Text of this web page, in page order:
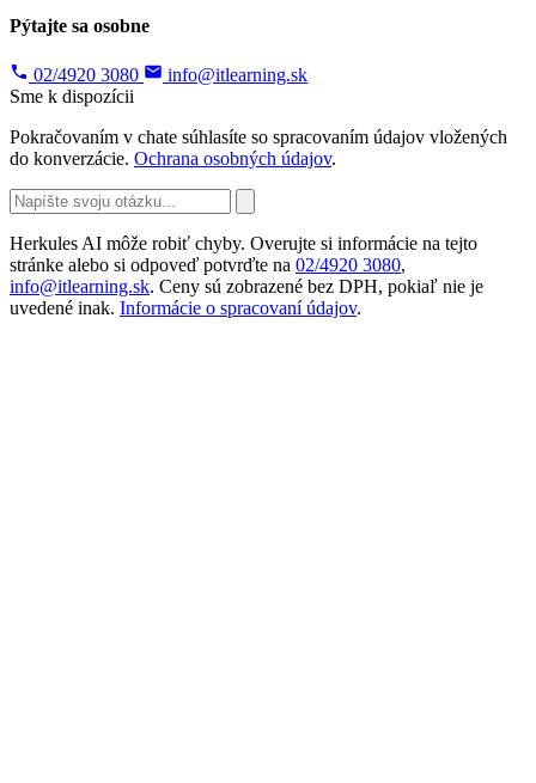
Pýtajte sa osobne
02/4920 3080
info@itlearning.sk
Sme k dispozícii
Pokračovaním v chate súhlasíte so spracovaním údajov vložených
do konverzácie. Ochrana osobných údajov.
Herkules AI môže robiť chyby. Overujte si informácie na tejto
stránke alebo si odpoveď potvrďte na 02/4920 3080,
info@itlearning.sk. Ceny sú zobrazené bez DPH, pokiaľ nie je
uvedené inak. Informácie o spracovaní údajov.